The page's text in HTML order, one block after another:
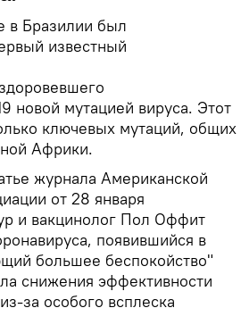
в Бразилии был
известный
новой мутацией вируса. Этот
ключевых мутаций, общих
Африки.
журнала Американской
от 28 января
и вакцинолог Пол Оффит
появившийся в
большее беспокойство"
снижения эффективности
за особого всплеска